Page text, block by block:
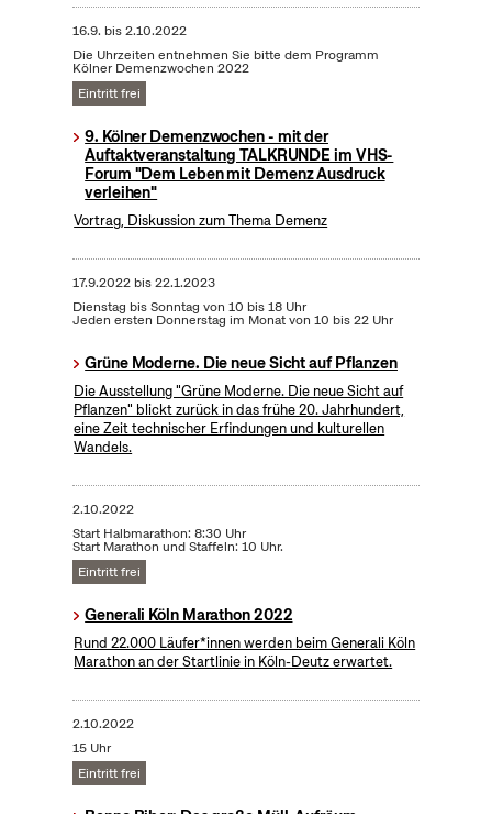
16.9. bis2.10.2022
Die Uhrzeiten entnehmen Sie bitte dem Programm
Kölner Demenzwochen 2022
Eintritt frei
9. Kölner Demenzwochen - mit der
Auftaktveranstaltung TALKRUNDE im VHS-
Forum "Dem Leben mit Demenz Ausdruck
verleihen"
Vortrag, Diskussion zum Thema Demenz
17.9.2022bis22.1.2023
Dienstag bis Sonntag von 10 bis 18 Uhr
Jeden ersten Donnerstag im Monat von 10 bis 22 Uhr
Grüne Moderne. Die neue Sicht auf Pflanzen
Die Ausstellung "Grüne Moderne. Die neue Sicht auf
Pflanzen" blickt zurück in das frühe 20. Jahrhundert,
eine Zeit technischer Erfindungen und kulturellen
Wandels.
2.10.2022
Start Halbmarathon: 8:30 Uhr
Start Marathon und Staffeln: 10 Uhr.
Eintritt frei
Generali Köln Marathon 2022
Rund 22.000 Läufer*innen werden beim Generali Köln
Marathon an der Startlinie in Köln-Deutz erwartet.
2.10.2022
15 Uhr
Eintritt frei